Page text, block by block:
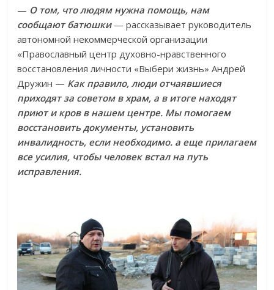
— О том, что людям нужна помощь, нам
сообщают батюшки— рассказывает руководитель
автономной некоммерческой организации
«Православный центр духовно-нравственного
восстановления личности «Выбери жизнь» Андрей
Дружин — Как правило, люди отчаявшиеся
приходят за советом в храм, а в итоге находят
приют и кров в нашем центре. Мы помогаем
восстановить документы, установить
инвалидность, если необходимо. а еще прилагаем
все усилия, чтобы человек встал на путь
исправления.